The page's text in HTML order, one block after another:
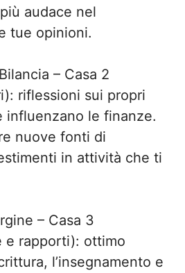
audace nel
tue opinioni.
– Casa 2
riflessioni sui propri
influenzano le finanze.
nuove fonti di
in attività che ti
– Casa 3
e rapporti): ottimo
l’insegnamento e